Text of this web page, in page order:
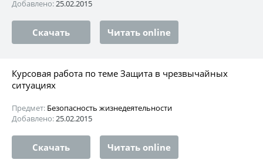
Добавлено:25.02.2015
Скачать Читать online
Курсовая работа по теме Защита в чрезвычайных
ситуациях
Предмет: Безопасность жизнедеятельности
Добавлено:25.02.2015
Скачать Читать online